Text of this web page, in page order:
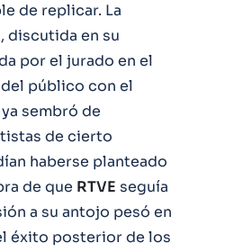
de replicar. La
, discutida en su
por el jurado en el
público con el
sembró de
de cierto
haberse planteado
de que RTVE seguía
a su antojo pesó en
éxito posterior de los